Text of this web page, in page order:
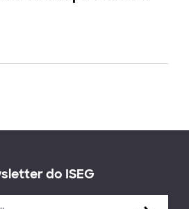
do ISEG